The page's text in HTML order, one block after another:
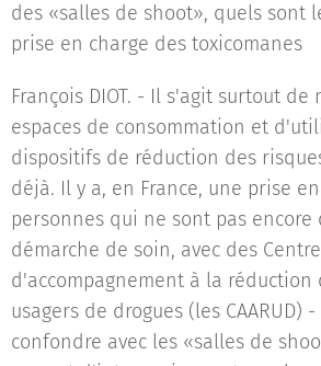
des «salles de shoot», quels sont
prise en charge des toxicomanes
François DIOT. - Il s'agit surtout
espaces de consommation et
dispositifs de réduction des
déjà. Il y a, en France, une prise
personnes qui ne sont pas encore
démarche de soin, avec des
d'accompagnement à la réduction
usagers de drogues (les CAARUD)
confondre avec les «salles de